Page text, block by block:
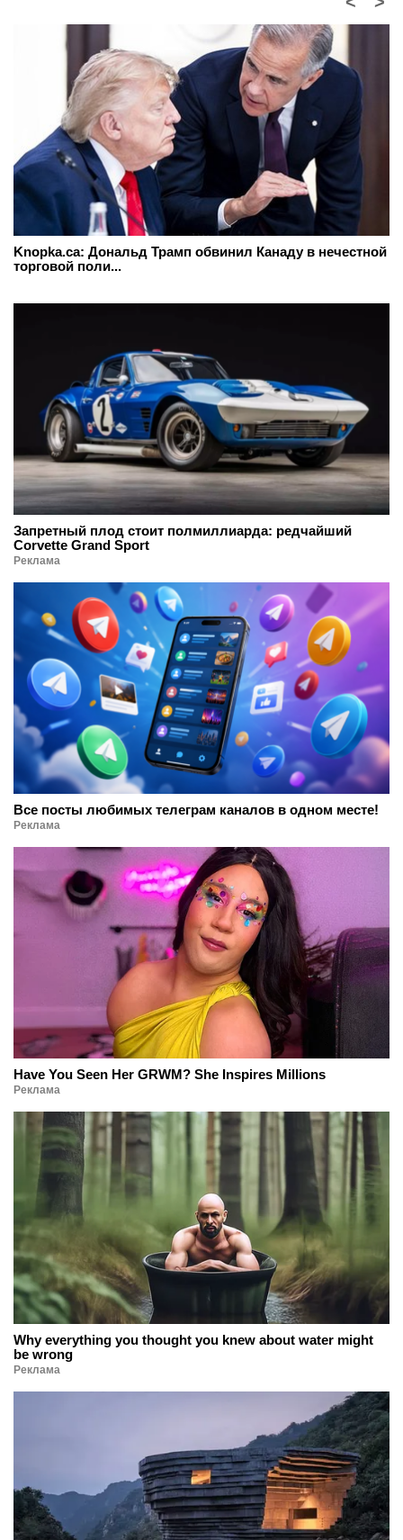
Knopka.ca: Дональд Трамп обвинил Канаду в нечестной
торговой поли...
Запретный плод стоит полмиллиарда: редчайший
Corvette Grand Sport
Реклама
Все посты любимых телеграм каналов в одном месте!
Реклама
Have You Seen Her GRWM? She Inspires Millions
Реклама
Why everything you thought you knew about water might
be wrong
Реклама